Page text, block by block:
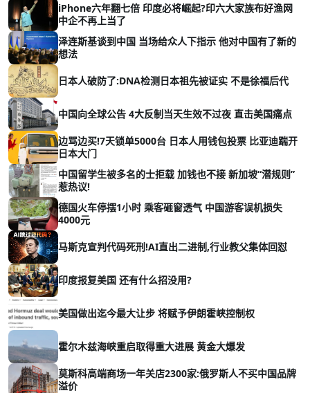
iPhone六年翻七倍 印度必将崛起?印六大家族布好渔网
中企不再上当了
泽连斯基谈到中国 当场给众人下指示 他对中国有了新的
想法
日本人破防了:DNA检测日本祖先被证实 不是徐福后代
中国向全球公告 4大反制当天生效不过夜 直击美国痛点
边骂边买!7天锁单5000台 日本人用钱包投票 比亚迪踹开
日本大门
中国留学生被多名的士拒载 加钱也不接 新加坡“潜规则”
惹热议!
德国火车停摆1小时 乘客砸窗透气 中国游客误机损失
4000元
马斯克宣判代码死刑!AI直出二进制,行业教父集体回怼
印度报复美国 还有什么招没用?
美国做出迄今最大让步 将赋予伊朗霍峡控制权
霍尔木兹海峡重启取得重大进展 黄金大爆发
莫斯科高端商场一年关店2300家:俄罗斯人不买中国品牌
溢价